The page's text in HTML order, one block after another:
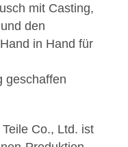
mit Casting,
den
in Hand für
geschaffen
Co., Ltd. ist